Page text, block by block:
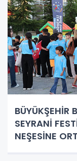
BÜYÜKŞEHİR
SEYRANİ
NEŞESİNE